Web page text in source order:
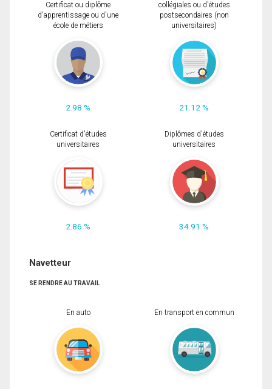
Certificat ou diplôme
d'apprentissage ou d'une
école de métiers
2.98 %
collégiales ou d'études
postsecondaires (non
universitaires)
21.12 %
Certificat d'études
universitaires
2.86 %
Diplômes d'études
universitaires
34.91 %
Navetteur
SE RENDRE AU TRAVAIL
En auto En transport en commun